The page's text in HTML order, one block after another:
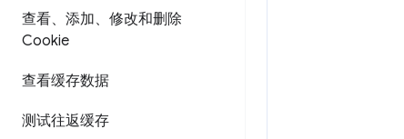
查看、添加、修改和删除
Cookie
查看缓存数据
测试往返缓存